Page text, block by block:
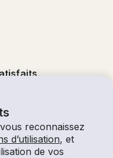
reconnaissez
d’utilisation, et
de vos